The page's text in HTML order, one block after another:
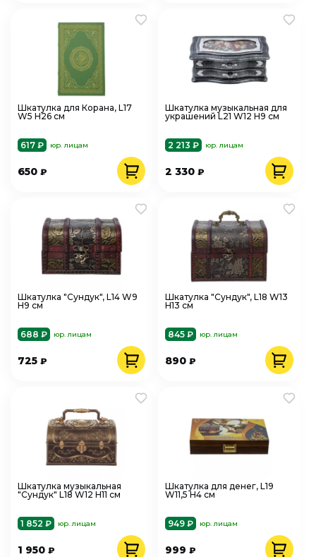
Шкатулка для Корана, L17
W5 H26 см
617 ₽ юр. лицам
650 ₽
Шкатулка музыкальная для
украшений L21 W12 H9 см
2 213 ₽ юр. лицам
2 330₽
Шкатулка "Сундук", L14 W9
H9 см
688 ₽ юр. лицам
725 ₽
Шкатулка "Сундук", L18 W13
H13 см
845 ₽ юр. лицам
890₽
Шкатулка музыкальная
"Сундук" L18 W12 H11 см
1 852 ₽ юр. лицам
1 950 ₽
Шкатулка для денег, L19
W11,5 H4 см
949 ₽ юр. лицам
999₽